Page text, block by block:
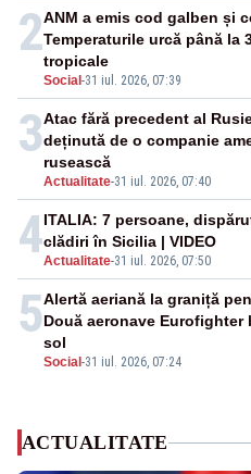
2
Social -31 iul. 2026, 07:39
ANM a emis cod galben și
Temperaturile urcă până la
tropicale
3
Actualitate-31 iul. 2026, 07:40
Atac fără precedent al
deținută de o companie
rusească
4Actualitate-31 iul. 2026, 07:50
ITALIA: 7 persoane,
clădiri în Sicilia | VIDEO
5
Social -31 iul. 2026, 07:24
Alertă aeriană la graniță
Două aeronave
sol
ACTUALITATE